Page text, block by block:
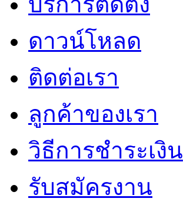
ดาวน์โหลด
ติดต่อเรา
ลูกค้าของเรา
วิธีการชำระเงิน
รับสมัครงาน